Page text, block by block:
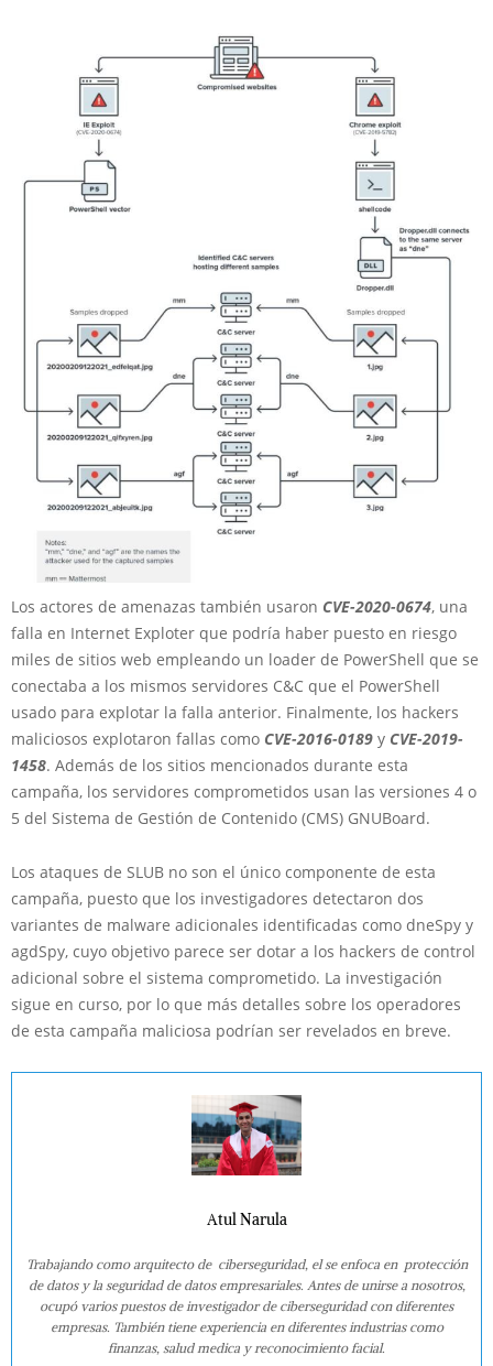
Los actores de amenazas también usaron CVE-2020-0674, una
falla en Internet Exploter que podría haber puesto en riesgo
miles de sitios web empleando un loader de PowerShell que se
conectaba a los mismos servidores C&C que el PowerShell
usado para explotar la falla anterior. Finalmente, los hackers
maliciosos explotaron fallas como CVE-2016-0189 y CVE-2019-
1458. Además de los sitios mencionados durante esta
campaña, los servidores comprometidos usan las versiones 4 o
5 del Sistema de Gestión de Contenido (CMS) GNUBoard.
Los ataques de SLUB no son el único componente de esta
campaña, puesto que los investigadores detectaron dos
variantes de malware adicionales identificadas como dneSpy y
agdSpy, cuyo objetivo parece ser dotar a los hackers de control
adicional sobre el sistema comprometido. La investigación
sigue en curso, por lo que más detalles sobre los operadores
de esta campaña maliciosa podrían ser revelados en breve.
Atul Narula
Trabajando como arquitecto de ciberseguridad, el se enfoca en protección
de datos y la seguridad de datos empresariales. Antes de unirse a nosotros,
ocupó varios puestos de investigador de ciberseguridad con diferentes
empresas. También tiene experiencia en diferentes industrias como
finanzas, salud medica y reconocimiento facial.